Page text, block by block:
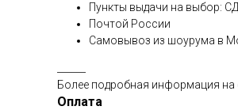
Пункты выдачи на выбор:
Почтой России
Самовывоз из шоурума в
Более подробная информация на
Оплата